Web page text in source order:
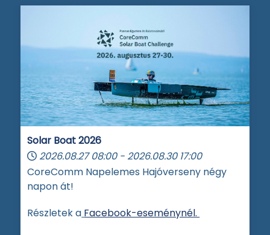
Solar Boat 2026
2026.08.27 08:00 - 2026.08.30 17:00
CoreComm Napelemes Hajóverseny négy
napon át!
Részletek a Facebook-eseménynél.